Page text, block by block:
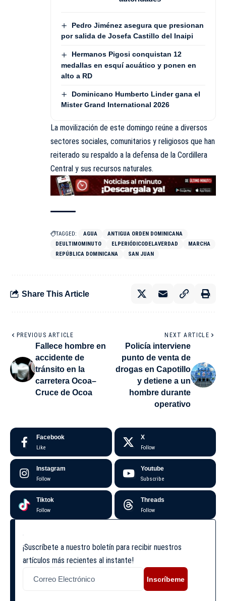
Pedro Jiménez asegura que presionan
por salida de Josefa Castillo del Inaipi
Hermanos Pigosi conquistan 12
medallas en esquí acuático y ponen en
alto a RD
Dominicano Humberto Linder gana el
Mister Grand International 2026
La movilización de este domingo reúne a diversos
sectores sociales, comunitarios y religiosos que han
reiterado su respaldo a la defensa de la Cordillera
Central y sus recursos naturales.
TAGGED: AGUA
ANTIGUA ORDEN DOMINICANA
DEULTIMOMINUTO
ELPERIÓDICODELAVERDAD
MARCHA
REPÚBLICA DOMINICANA
SAN JUAN
Share This Article
PREVIOUS ARTICLE
Fallece hombre en
accidente de
tránsito en la
carretera Ocoa–
Cruce de Ocoa
NEXT ARTICLE
Policía interviene
punto de venta de
drogas en Capotillo
y detiene a un
hombre durante
operativo
Facebook
Like
X
Follow
Instagram
Follow
Youtube
Subscribe
Tiktok
Follow
Threads
Follow
¡Suscríbete a nuestro boletín para recibir nuestros
artículos más recientes al instante!
Inscríbeme